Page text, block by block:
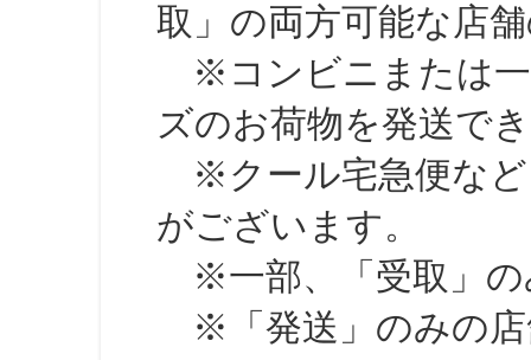
取」の両方可能な店
※コンビニまたは一
ズのお荷物を発送で
※クール宅急便など
がございます。
※一部、「受取」の
※「発送」のみの店